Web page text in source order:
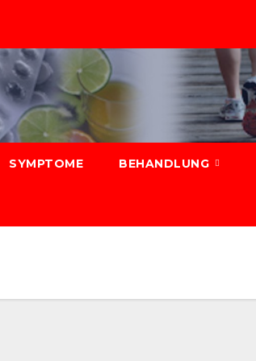
SYMPTOME BEHANDLUNG